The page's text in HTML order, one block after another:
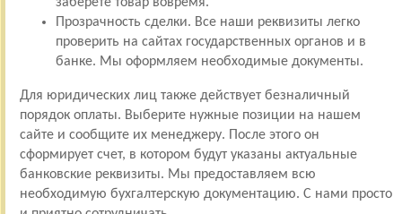
Прозрачность сделки. Все наши реквизиты легко
проверить на сайтах государственных органов и в
банке. Мы оформляем необходимые документы.
Для юридических лиц также действует безналичный
порядок оплаты. Выберите нужные позиции на нашем
сайте и сообщите их менеджеру. После этого он
сформирует счет, в котором будут указаны актуальные
банковские реквизиты. Мы предоставляем всю
необходимую бухгалтерскую документацию. С нами просто